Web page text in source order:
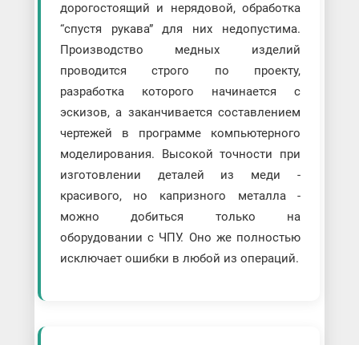
дорогостоящий и нерядовой, обработка
“спустя рукава” для них недопустима.
Производство медных изделий
проводится строго по проекту,
разработка которого начинается с
эскизов, а заканчивается составлением
чертежей в программе компьютерного
моделирования. Высокой точности при
изготовлении деталей из меди -
красивого, но капризного металла -
можно добиться только на
оборудовании с ЧПУ. Оно же полностью
исключает ошибки в любой из операций.